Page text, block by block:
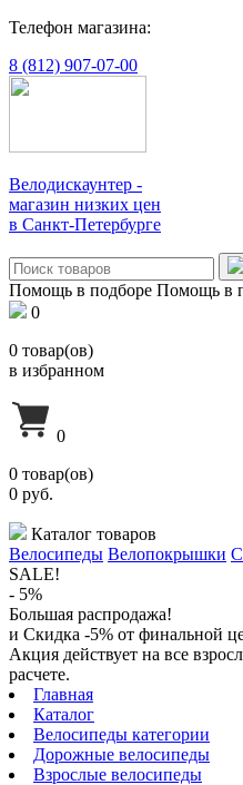
Телефон магазина:
8 (812) 907-07-00
Велодискаунтер -
магазин низких цен
в Санкт-Петербурге
Помощь в подборе Помощь в
0
0 товар(ов)
в избранном
0
0 товар(ов)
0 руб.
Каталог товаров
Велосипеды Велопокрышки
SALE!
- 5%
Большая распродажа!
и Скидка -5% от финальной
Акция действует на все
расчете.
Главная
Каталог
Велосипеды категории
Дорожные велосипеды
Взрослые велосипеды